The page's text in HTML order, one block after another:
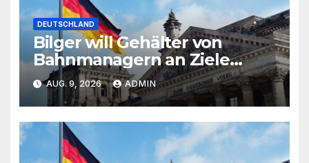
DEUTSCHLAND
Bilger will Gehälter von
Bahnmanagern an Ziele
knüpfen
AUG. 9, 2026 ADMIN